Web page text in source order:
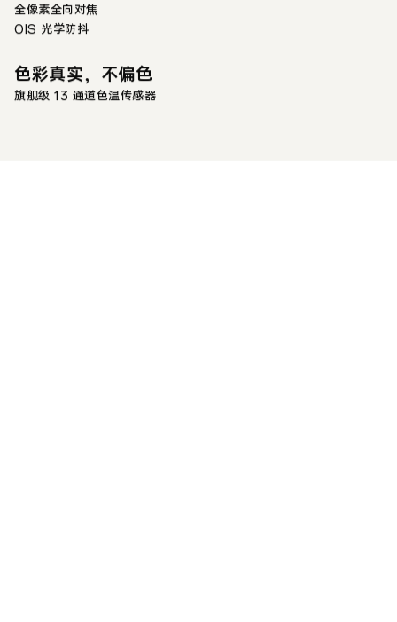
全像素全向对焦
OIS 光学防抖
色彩真实，不偏色
旗舰级 13 通道色温传感器